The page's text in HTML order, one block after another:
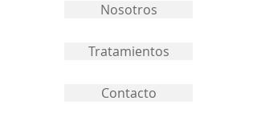
Nosotros
Tratamientos
Contacto